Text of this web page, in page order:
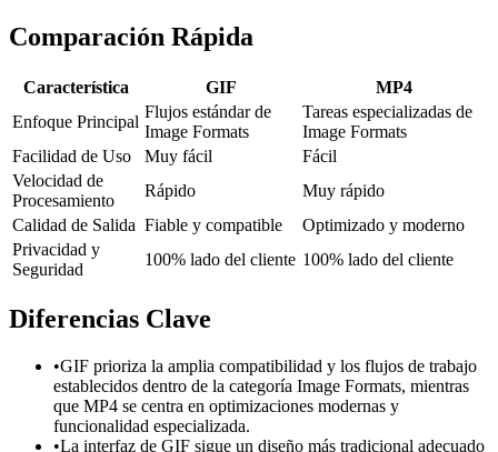
Comparación Rápida
Característica GIF
MP4
Enfoque Principal
Flujos estándar de
Image Formats
Tareas especializadas de
Image Formats
Facilidad de Uso
Muy fácil
Fácil
Velocidad de
Procesamiento
Rápido
Muy rápido
Calidad de Salida Fiable y compatible
Optimizado y moderno
Privacidad y
Seguridad
100% lado del cliente 100% lado del cliente
Diferencias Clave
•GIF prioriza la amplia compatibilidad y los flujos de trabajo
establecidos dentro de la categoría Image Formats, mientras
que MP4 se centra en optimizaciones modernas y
funcionalidad especializada.
•La interfaz de GIF sigue un diseño más tradicional adecuado